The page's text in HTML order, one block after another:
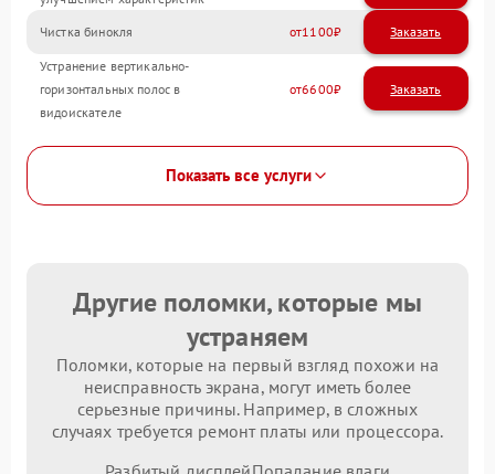
Чистка бинокля 1100
Устранение вертикально-
горизонтальных полос в
видоискателе
6600
Показать все услуги
Другие поломки, которые мы
устраняем
Поломки, которые на первый взгляд похожи на
неисправность экрана, могут иметь более
серьезные причины. Например, в сложных
случаях требуется ремонт платы или процессора.